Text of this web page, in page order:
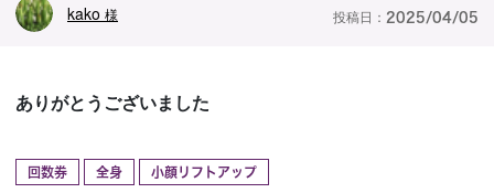
kako 様 投稿日： 2025/04/05
ありがとうございました
回数券 全身 小顔リフトアップ